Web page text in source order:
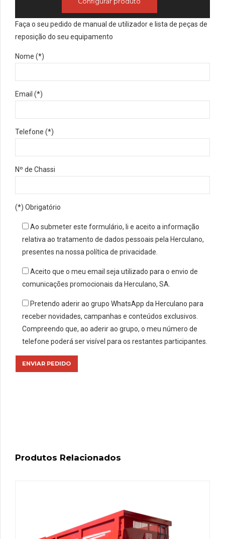
Faça o seu pedido de manual de utilizador e lista de peças de
reposição do seu equipamento
Nome (*)
Email (*)
Telefone (*)
Nº de Chassi
(*) Obrigatório
Ao submeter este formulário, li e aceito a informação
relativa ao tratamento de dados pessoais pela Herculano,
presentes na nossa política de privacidade.
Aceito que o meu email seja utilizado para o envio de
comunicações promocionais da Herculano, SA.
Pretendo aderir ao grupo WhatsApp da Herculano para
receber novidades, campanhas e conteúdos exclusivos.
Compreendo que, ao aderir ao grupo, o meu número de
telefone poderá ser visível para os restantes participantes.
Produtos Relacionados